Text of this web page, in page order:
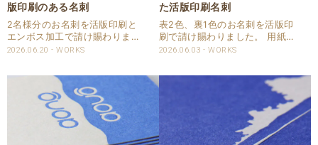
版印刷のある名刺
2名様分のお名刺を活版印刷と
エンボス加工で請け賜わりまし
た。 用紙はハーフエア コット
色は、刷色スミで圧を強く入れ
ました。 エンボス（浮き出し）
加工部分は2名様分共通で加工
しています。 浮き..
2026.06.20 WORKS
た活版印刷名刺
表2色、裏1色のお名刺を活版印
刷で請け賜わりました。 用紙は
ハーフエアのコットンを使用し
トスミの2色を使用して活版印
刷しました。 一般のインキはコ
ート系の用紙に印刷をするとグ
2026.06.03 WORKS